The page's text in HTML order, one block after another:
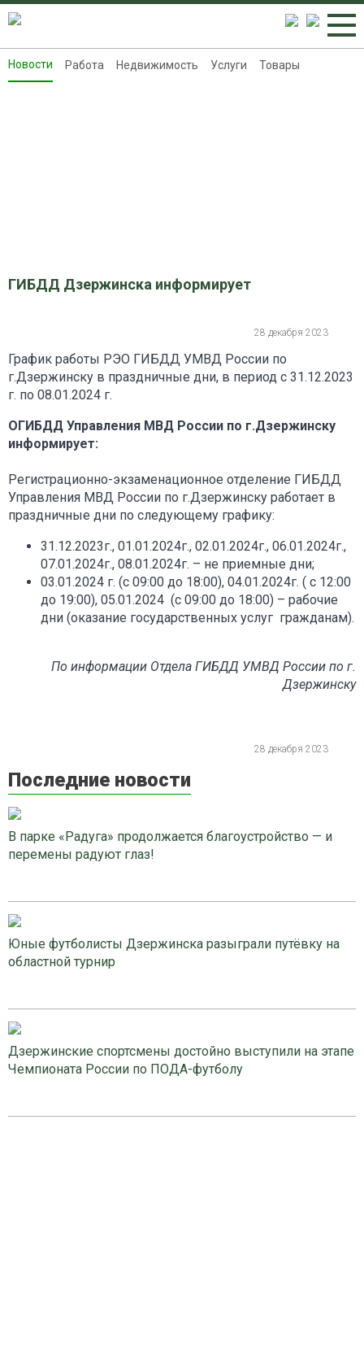
Новости
Новости Работа Недвижимость Услуги Товары
ГИБДД Дзержинска информирует
28 декабря 2023
График работы РЭО ГИБДД УМВД России по
г.Дзержинску в праздничные дни, в период с 31.12.2023
г. по 08.01.2024 г.
ОГИБДД Управления МВД России по г.Дзержинску
информирует:
Регистрационно-экзаменационное отделение ГИБДД
Управления МВД России по г.Дзержинску работает в
праздничные дни по следующему графику:
31.12.2023г., 01.01.2024г., 02.01.2024г., 06.01.2024г.,
07.01.2024г., 08.01.2024г. – не приемные дни;
03.01.2024 г. (с 09:00 до 18:00), 04.01.2024г. ( с 12:00
до 19:00), 05.01.2024 (с 09:00 до 18:00) – рабочие
дни (оказание государственных услуг гражданам).
По информации Отдела ГИБДД УМВД России по г.
Дзержинску
28 декабря 2023
Последние новости
В парке «Радуга» продолжается благоустройство — и
перемены радуют глаз!
Юные футболисты Дзержинска разыграли путёвку на
областной турнир
Дзержинские спортсмены достойно выступили на этапе
Чемпионата России по ПОДА-футболу